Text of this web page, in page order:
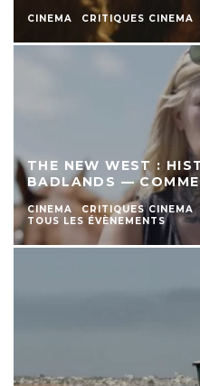
CINEMA CRITIQUES CINEMA
THE NEW WEST :
BADLANDS —
CINEMA CRITIQUES CINEMA
TOUS LES ÉVÈNEMENTS